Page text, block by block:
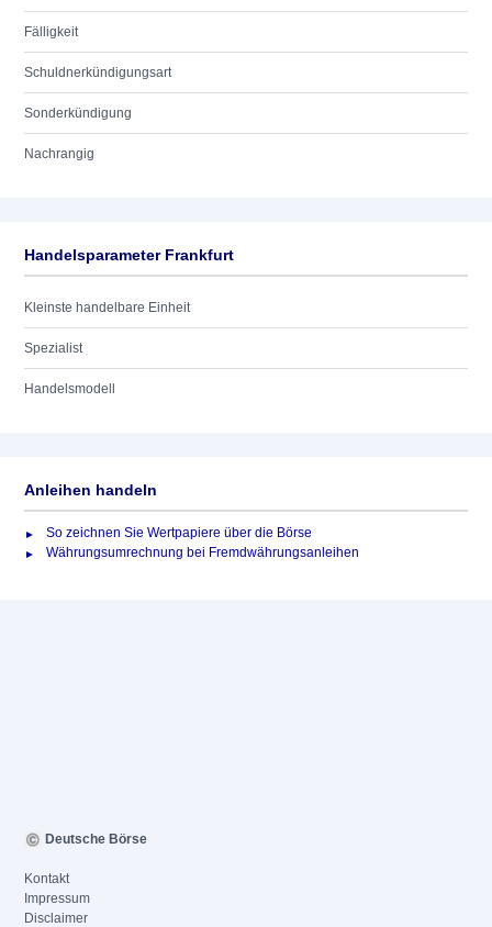
Fälligkeit
Schuldnerkündigungsart
Sonderkündigung
Nachrangig
Handelsparameter Frankfurt
Kleinste handelbare Einheit
Spezialist
Handelsmodell
Anleihen handeln
So zeichnen Sie Wertpapiere über die Börse
Währungsumrechnung bei Fremdwährungsanleihen
Deutsche Börse
Kontakt
Impressum
Disclaimer